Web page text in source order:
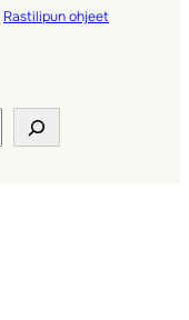
Rastilipun ohjeet